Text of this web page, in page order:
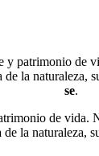
y patrimonio de
de la naturaleza,
se.
de vida.
de la naturaleza,